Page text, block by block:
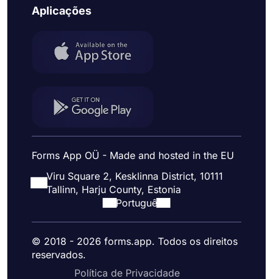
Aplicações
Forms App OÜ - Made and hosted in the EU
Viru Square 2, Kesklinna District, 10111
Tallinn, Harju County, Estonia
Portuguê
© 2018 - 2026 forms.app. Todos os direitos
reservados.
Política de Privacidade